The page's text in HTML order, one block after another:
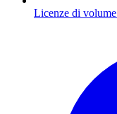
Licenze di volume